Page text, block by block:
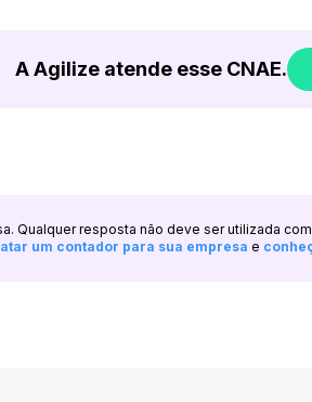
A Agilize atende esse CNAE.
Qualquer resposta não deve ser utilizada
um contador para sua empresa e